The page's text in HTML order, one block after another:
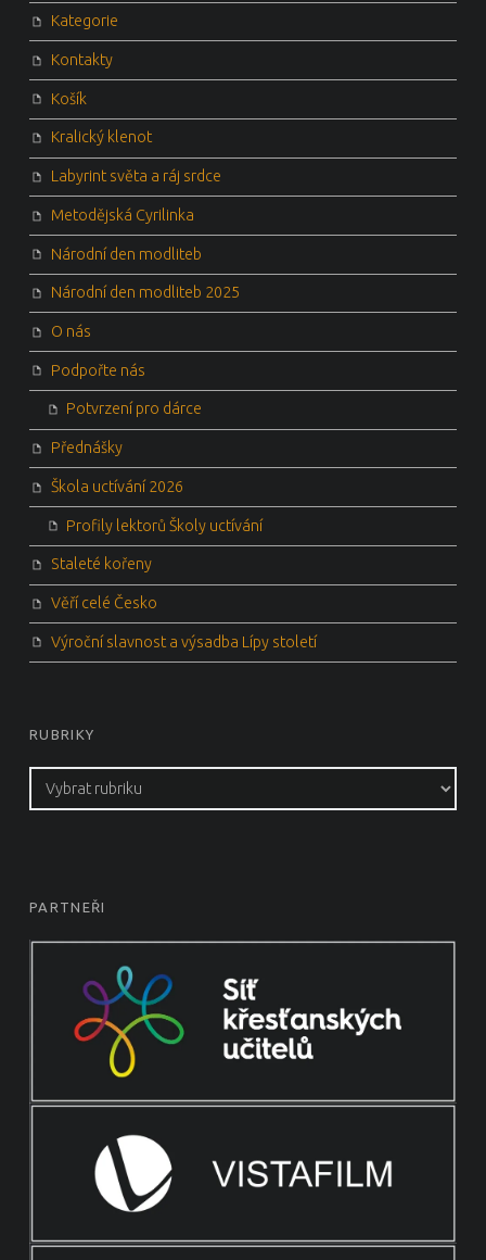
Kategorie
Kontakty
Košík
Kralický klenot
Labyrint světa a ráj srdce
Metodějská Cyrilinka
Národní den modliteb
Národní den modliteb 2025
O nás
Podpořte nás
Potvrzení pro dárce
Přednášky
Škola uctívání 2026
Profily lektorů Školy uctívání
Staleté kořeny
Věří celé Česko
Výroční slavnost a výsadba Lípy století
RUBRIKY
Rubriky
PARTNEŘI